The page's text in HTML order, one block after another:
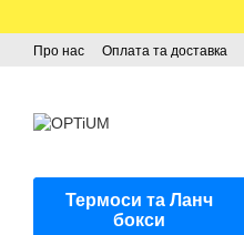
Про нас Оплата та доставка
Термоси та Ланч
бокси